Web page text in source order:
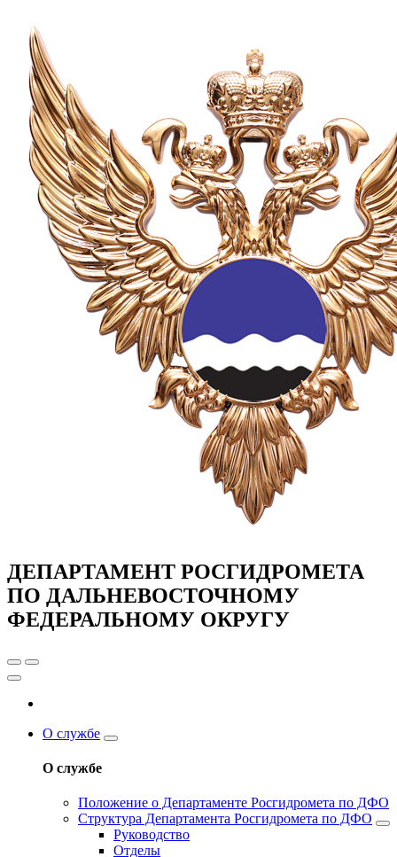
ДЕПАРТАМЕНТ РОСГИДРОМЕТА
ПО ДАЛЬНЕВОСТОЧНОМУ
ФЕДЕРАЛЬНОМУ ОКРУГУ
О службе
О службе
Положение о Департаменте Росгидромета по ДФО
Структура Департамента Росгидромета по ДФО
Руководство
Отделы